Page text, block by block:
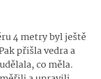
4 metry byl ještě
přišla vedra a
co měla.